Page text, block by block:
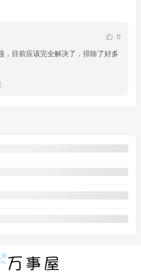
0
，目前应该完全解决了，排除了好多